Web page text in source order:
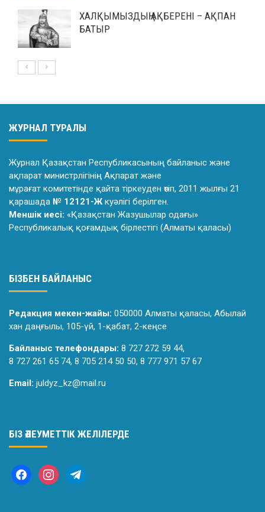
ХАЛҚЫМЫЗДЫҢ АҚБЕРЕНІ – АҚПАН
БАТЫР
ЖУРНАЛ ТУРАЛЫ
Журнал Қазақстан Республикасының байланыс және
ақпарат министрлiгiнiң Ақпарат және
мұрағат комитетiнде қайта тiркеуден өтiп, 2011 жылғы 21
қарашада № 12121-Жкуәлiгi берiлген.
Меншік иесі: «Қазақстан Жазушылар одағы»
Республикалық қоғамдық бірлестігі (Алматы қаласы)
БІЗБЕН БАЙЛАНЫС
Редакция мекен-жайы: 050000 Алматы қаласы, Абылай
хан даңғылы, 105-үй, 1-қабат, 2-кеңсе
Байланыс телефондары: 8 727 272 59 44,
8 727 261 65 74, 8 705 214 50 50, 8 777 971 57 67
Email: juldyz_kz@mail.ru
БІЗ ӘЛЕУМЕТТІК ЖЕЛІЛЕРДЕ